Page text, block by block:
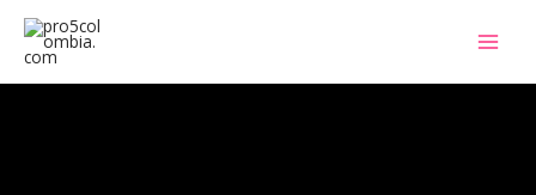
contenido